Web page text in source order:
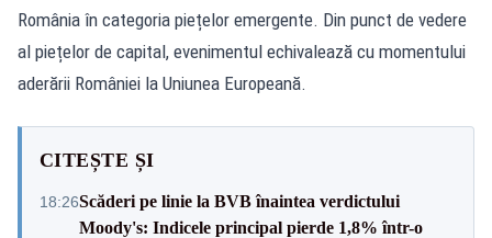
România în categoria piețelor emergente. Din punct de vedere
al piețelor de capital, evenimentul echivalează cu momentului
aderării României la Uniunea Europeană.
CITEȘTE ȘI
18:26Scăderi pe linie la BVB înaintea verdictului
Moody's: Indicele principal pierde 1,8% într-o